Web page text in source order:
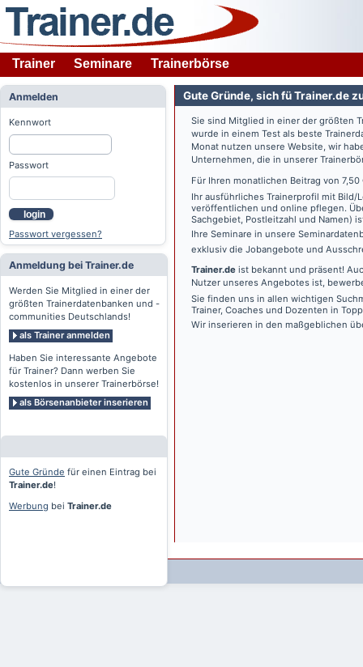
Trainer Seminare Trainerbörse
Anmelden
Kennwort
Passwort
login
Passwort vergessen?
Anmeldung bei Trainer.de
Werden Sie Mitglied in einer der
größten Trainerdatenbanken und -
communities Deutschlands!
als Trainer anmelden
Haben Sie interessante Angebote
für Trainer? Dann werben Sie
kostenlos in unserer Trainerbörse!
als Börsenanbieter inserieren
Gute Gründe für einen Eintrag bei
Trainer.de!
Werbung bei Trainer.de
Gute Gründe, sich fü Trainer.de
Sie sind Mitglied in einer der größten
wurde in einem Test als beste
Monat nutzen unsere Website, wir
Unternehmen, die in unserer
Für Ihren monatlichen Beitrag von
Ihr ausführliches Trainerprofil mit
veröffentlichen und online pflegen.
Sachgebiet, Postleitzahl und Namen)
Ihre Seminare in unsere
exklusiv die Jobangebote und
Trainer.de ist bekannt und präsent!
Nutzer unseres Angebotes ist,
Sie finden uns in allen wichtigen
Trainer, Coaches und Dozenten in
Wir inserieren in den maßgeblichen